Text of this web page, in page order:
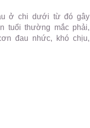
ở chi dưới từ đó gây
tuổi thường mắc phải,
đau nhức, khó chịu,